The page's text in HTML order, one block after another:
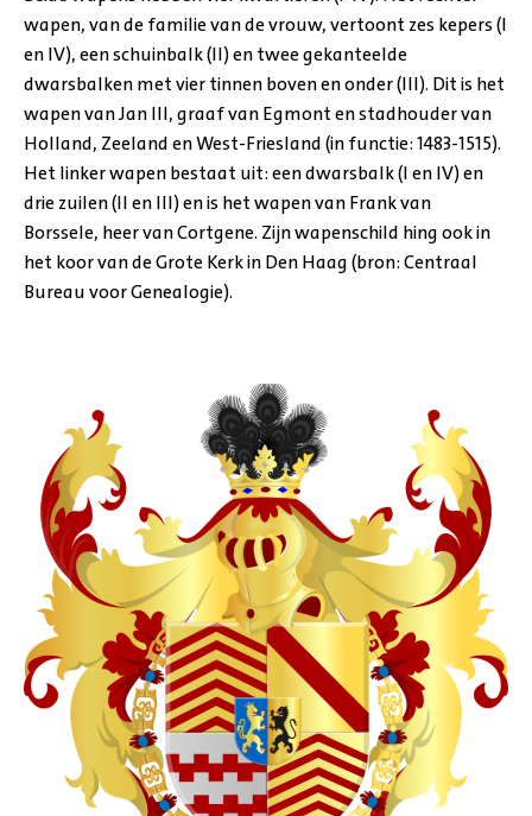
wapen, van de familie van de vrouw, vertoont zes kepers (I
en IV), een schuinbalk (II) en twee gekanteelde
dwarsbalken met vier tinnen boven en onder (III). Dit is het
wapen van Jan III, graaf van Egmont en stadhouder van
Holland, Zeeland en West-Friesland (in functie: 1483-1515).
Het linker wapen bestaat uit: een dwarsbalk (I en IV) en
drie zuilen (II en III) en is het wapen van Frank van
Borssele, heer van Cortgene. Zijn wapenschild hing ook in
het koor van de Grote Kerk in Den Haag (bron: Centraal
Bureau voor Genealogie).